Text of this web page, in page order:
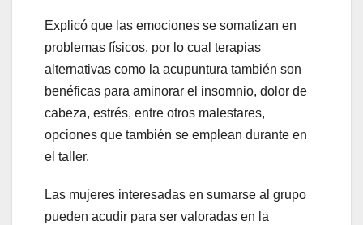
Explicó que las emociones se somatizan en
problemas físicos, por lo cual terapias
alternativas como la acupuntura también son
benéficas para aminorar el insomnio, dolor de
cabeza, estrés, entre otros malestares,
opciones que también se emplean durante en
el taller.
Las mujeres interesadas en sumarse al grupo
pueden acudir para ser valoradas en la